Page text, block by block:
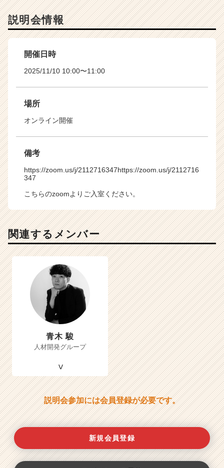
説明会情報
開催日時
2025/11/10 10:00〜11:00
場所
オンライン開催
備考
https://zoom.us/j/2112716347https://zoom.us/j/2112716
347
こちらのzoomよりご入室ください。
関連するメンバー
青木 駿
人材開発グループ
説明会参加には会員登録が必要です。
新規会員登録